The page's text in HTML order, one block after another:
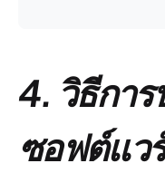
4. วิธีการ
ซอฟต์แว